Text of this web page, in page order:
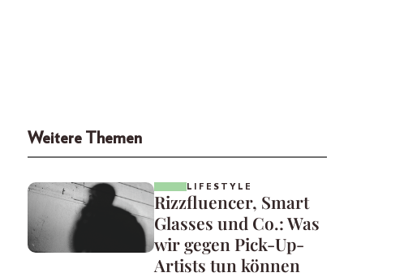
Weitere Themen
LIFESTYLE
Rizzfluencer, Smart
Glasses und Co.: Was
wir gegen Pick-Up-
Artists tun können